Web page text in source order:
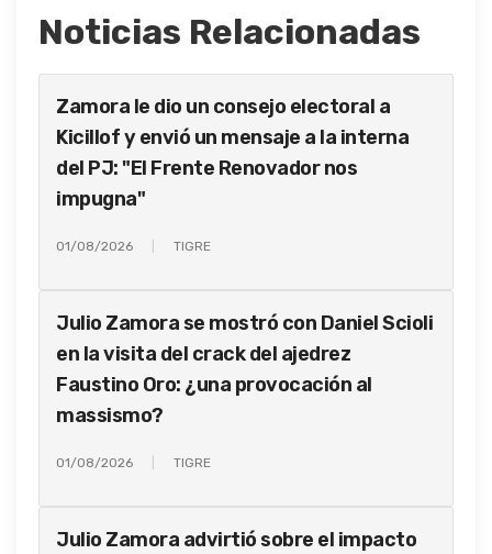
Noticias Relacionadas
Zamora le dio un consejo electoral a
Kicillof y envió un mensaje a la interna
del PJ: "El Frente Renovador nos
impugna"
01/08/2026 TIGRE
Julio Zamora se mostró con Daniel Scioli
en la visita del crack del ajedrez
Faustino Oro: ¿una provocación al
massismo?
01/08/2026 TIGRE
Julio Zamora advirtió sobre el impacto